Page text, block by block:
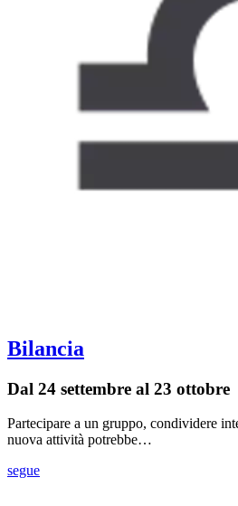
Bilancia
Dal 24 settembre al 23 ottobre
Partecipare a un gruppo, condividere
nuova attività potrebbe…
segue